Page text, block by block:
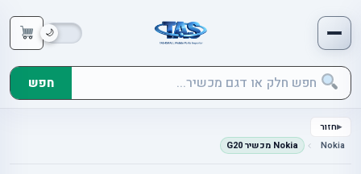
חפש
חזור
Nokia
Nokia מכשיר G20